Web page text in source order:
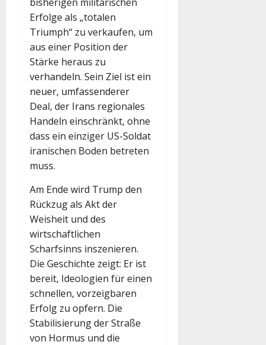
Erfolge als „totalen
Triumph“ zu verkaufen, um
aus einer Position der
Stärke heraus zu
verhandeln. Sein Ziel ist ein
neuer, umfassenderer
Deal, der Irans regionales
Handeln einschränkt, ohne
dass ein einziger US-Soldat
iranischen Boden betreten
muss.
Am Ende wird Trump den
Rückzug als Akt der
Weisheit und des
wirtschaftlichen
Scharfsinns inszenieren.
Die Geschichte zeigt: Er ist
bereit, Ideologien für einen
schnellen, vorzeigbaren
Erfolg zu opfern. Die
Stabilisierung der Straße
von Hormus und die